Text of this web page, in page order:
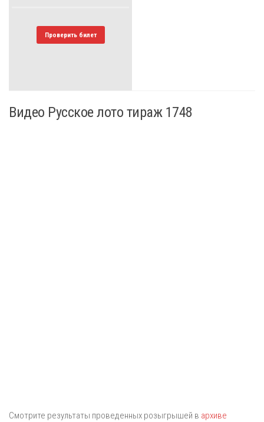
Проверить билет
Видео Русское лото тираж 1748
Смотрите результаты проведенных розыгрышей в архиве